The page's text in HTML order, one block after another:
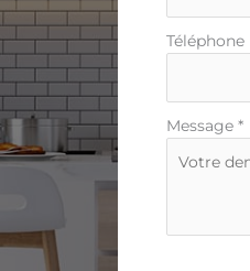
Téléphone
Message *